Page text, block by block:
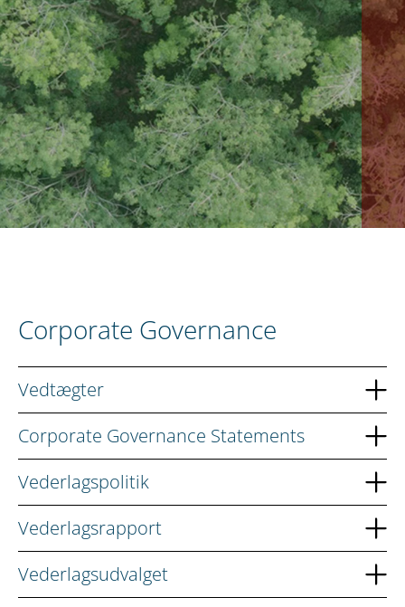
DA KONTAKT OS
Corporate Governance
Vedtægter
Corporate Governance Statements
Vederlagspolitik
Vederlagsrapport
Vederlagsudvalget